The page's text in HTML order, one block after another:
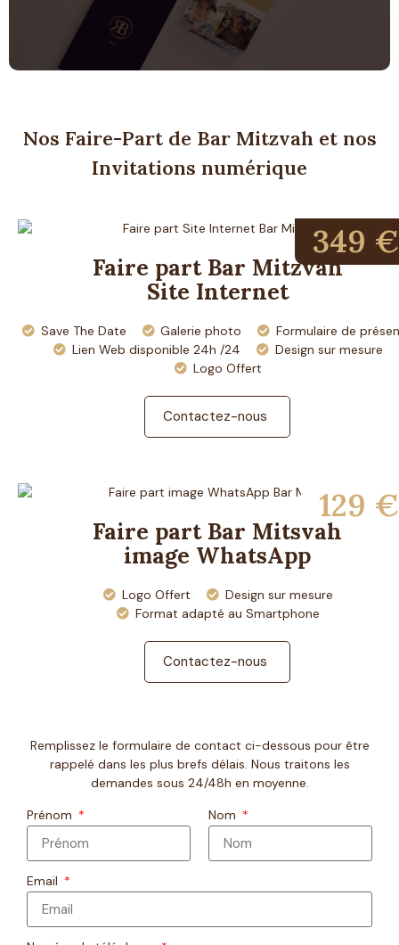
Nos Faire-Part de Bar Mitzvah et nos
Invitations numérique
349 €
Faire part Bar Mitzvah
Site Internet
Save The Date Galerie photo
Formulaire de
Lien Web disponible 24h /24
Design sur mesure
Logo Offert
Contactez-nous
129 €
Faire part Bar Mitsvah
image WhatsApp
Logo Offert
Design sur mesure
Format adapté au Smartphone
Contactez-nous
Remplissez le formulaire de contact ci-dessous pour être
rappelé dans les plus brefs délais. Nous traitons les
demandes sous 24/48h en moyenne.
Prénom Nom
Email